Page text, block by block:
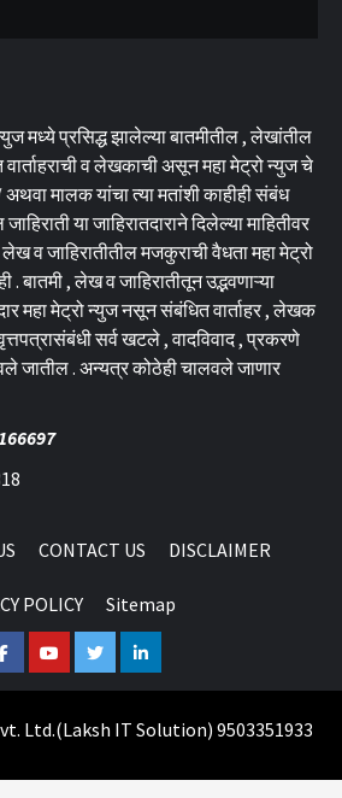
मध्ये प्रसिद्ध झालेल्या बातमीतील , लेखांतील
व लेखकाची असून महा मेट्रो न्युज चे
मालक यांचा त्या मतांशी काहीही संबंध
या जाहिरातदाराने दिलेल्या माहितीवर
व जाहिरातीतील मजकुराची वैधता महा मेट्रो
बातमी , लेख व जाहिरातीतून उद्भवणाऱ्या
महा मेट्रो न्युज नसून संबंधित वार्ताहर , लेखक
सर्व खटले , वादविवाद , प्रकरणे
जातील . अन्यत्र कोठेही चालवले जाणार
CONTACT US DISCLAIMER
POLICY Sitemap
YoutubeTwitterLinkedin
Ltd.(Laksh IT Solution) 9503351933